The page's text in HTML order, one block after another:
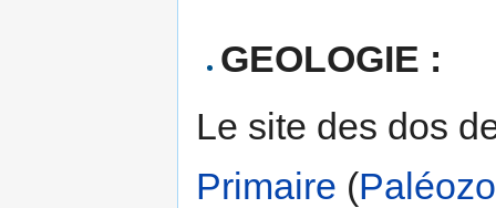
GEOLOGIE :
Le site des dos
Primaire (